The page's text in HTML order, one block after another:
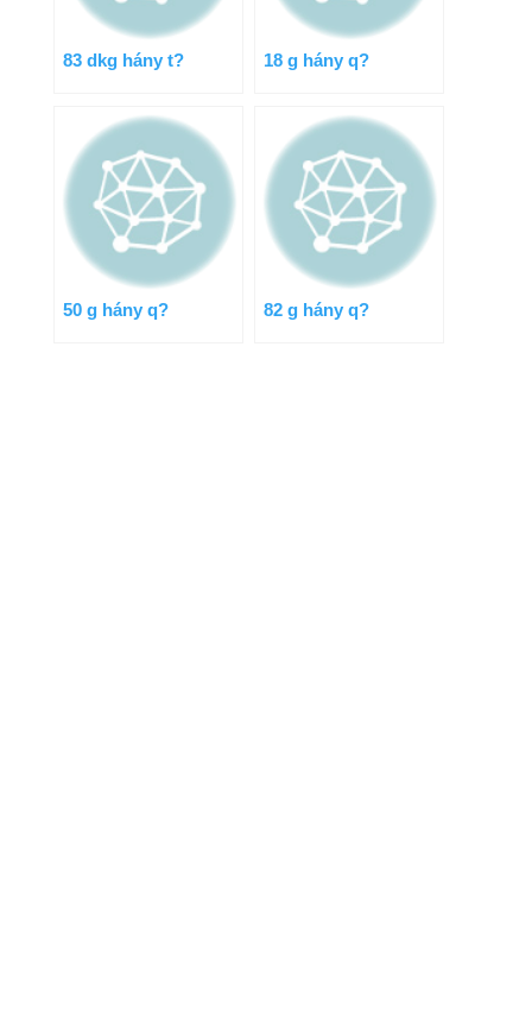
83 dkg hány t? 18 g hány q?
50 g hány q? 82 g hány q?